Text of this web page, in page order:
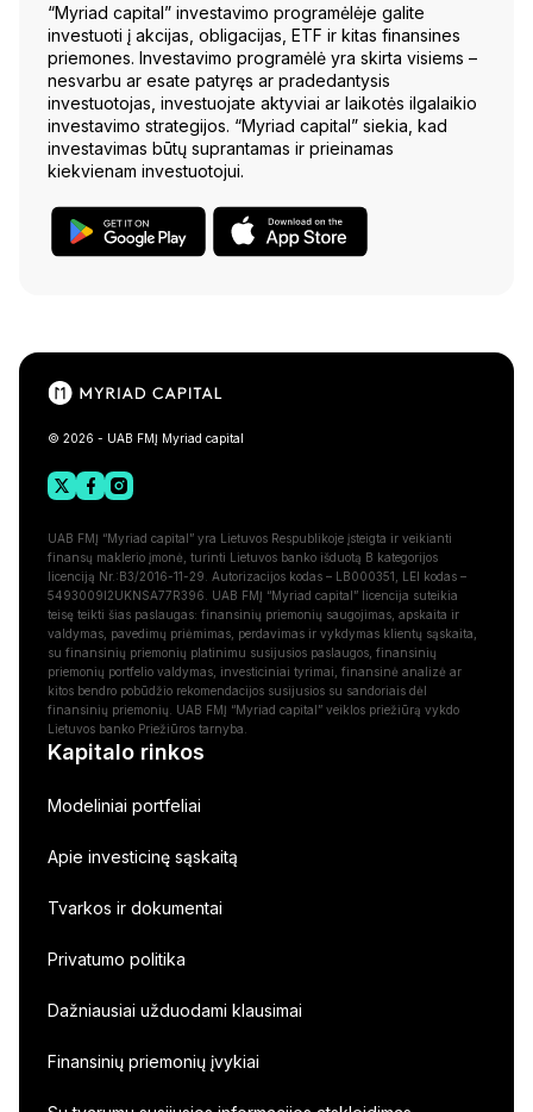
“Myriad capital” investavimo programėlėje galite
investuoti į akcijas, obligacijas, ETF ir kitas finansines
priemones. Investavimo programėlė yra skirta visiems –
nesvarbu ar esate patyręs ar pradedantysis
investuotojas, investuojate aktyviai ar laikotės ilgalaikio
investavimo strategijos. “Myriad capital” siekia, kad
investavimas būtų suprantamas ir prieinamas
kiekvienam investuotojui.
© 2026 - UAB FMĮ Myriad capital
UAB FMĮ “Myriad capital” yra Lietuvos Respublikoje įsteigta ir veikianti
finansų maklerio įmonė, turinti Lietuvos banko išduotą B kategorijos
licenciją Nr.:B3/2016-11-29. Autorizacijos kodas – LB000351, LEI kodas –
5493009I2UKNSA77R396. UAB FMĮ “Myriad capital” licencija suteikia
teisę teikti šias paslaugas: finansinių priemonių saugojimas, apskaita ir
valdymas, pavedimų priėmimas, perdavimas ir vykdymas klientų sąskaita,
su finansinių priemonių platinimu susijusios paslaugos, finansinių
priemonių portfelio valdymas, investiciniai tyrimai, finansinė analizė ar
kitos bendro pobūdžio rekomendacijos susijusios su sandoriais dėl
finansinių priemonių. UAB FMĮ “Myriad capital” veiklos priežiūrą vykdo
Lietuvos banko Priežiūros tarnyba.
Kapitalo rinkos
Modeliniai portfeliai
Apie investicinę sąskaitą
Tvarkos ir dokumentai
Privatumo politika
Dažniausiai užduodami klausimai
Finansinių priemonių įvykiai